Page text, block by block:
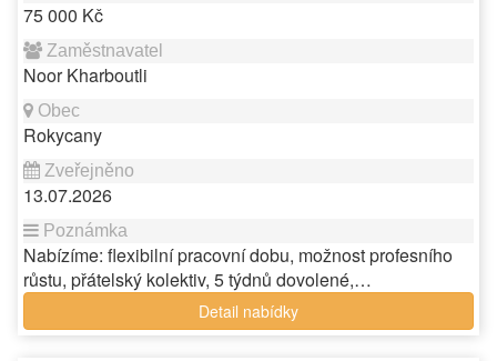
75 000 Kč
Noor Kharboutli
Rokycany
13.07.2026
Nabízíme: flexibilní pracovní dobu, možnost profesního
růstu, přátelský kolektiv, 5 týdnů dovolené,…
Detail nabídky